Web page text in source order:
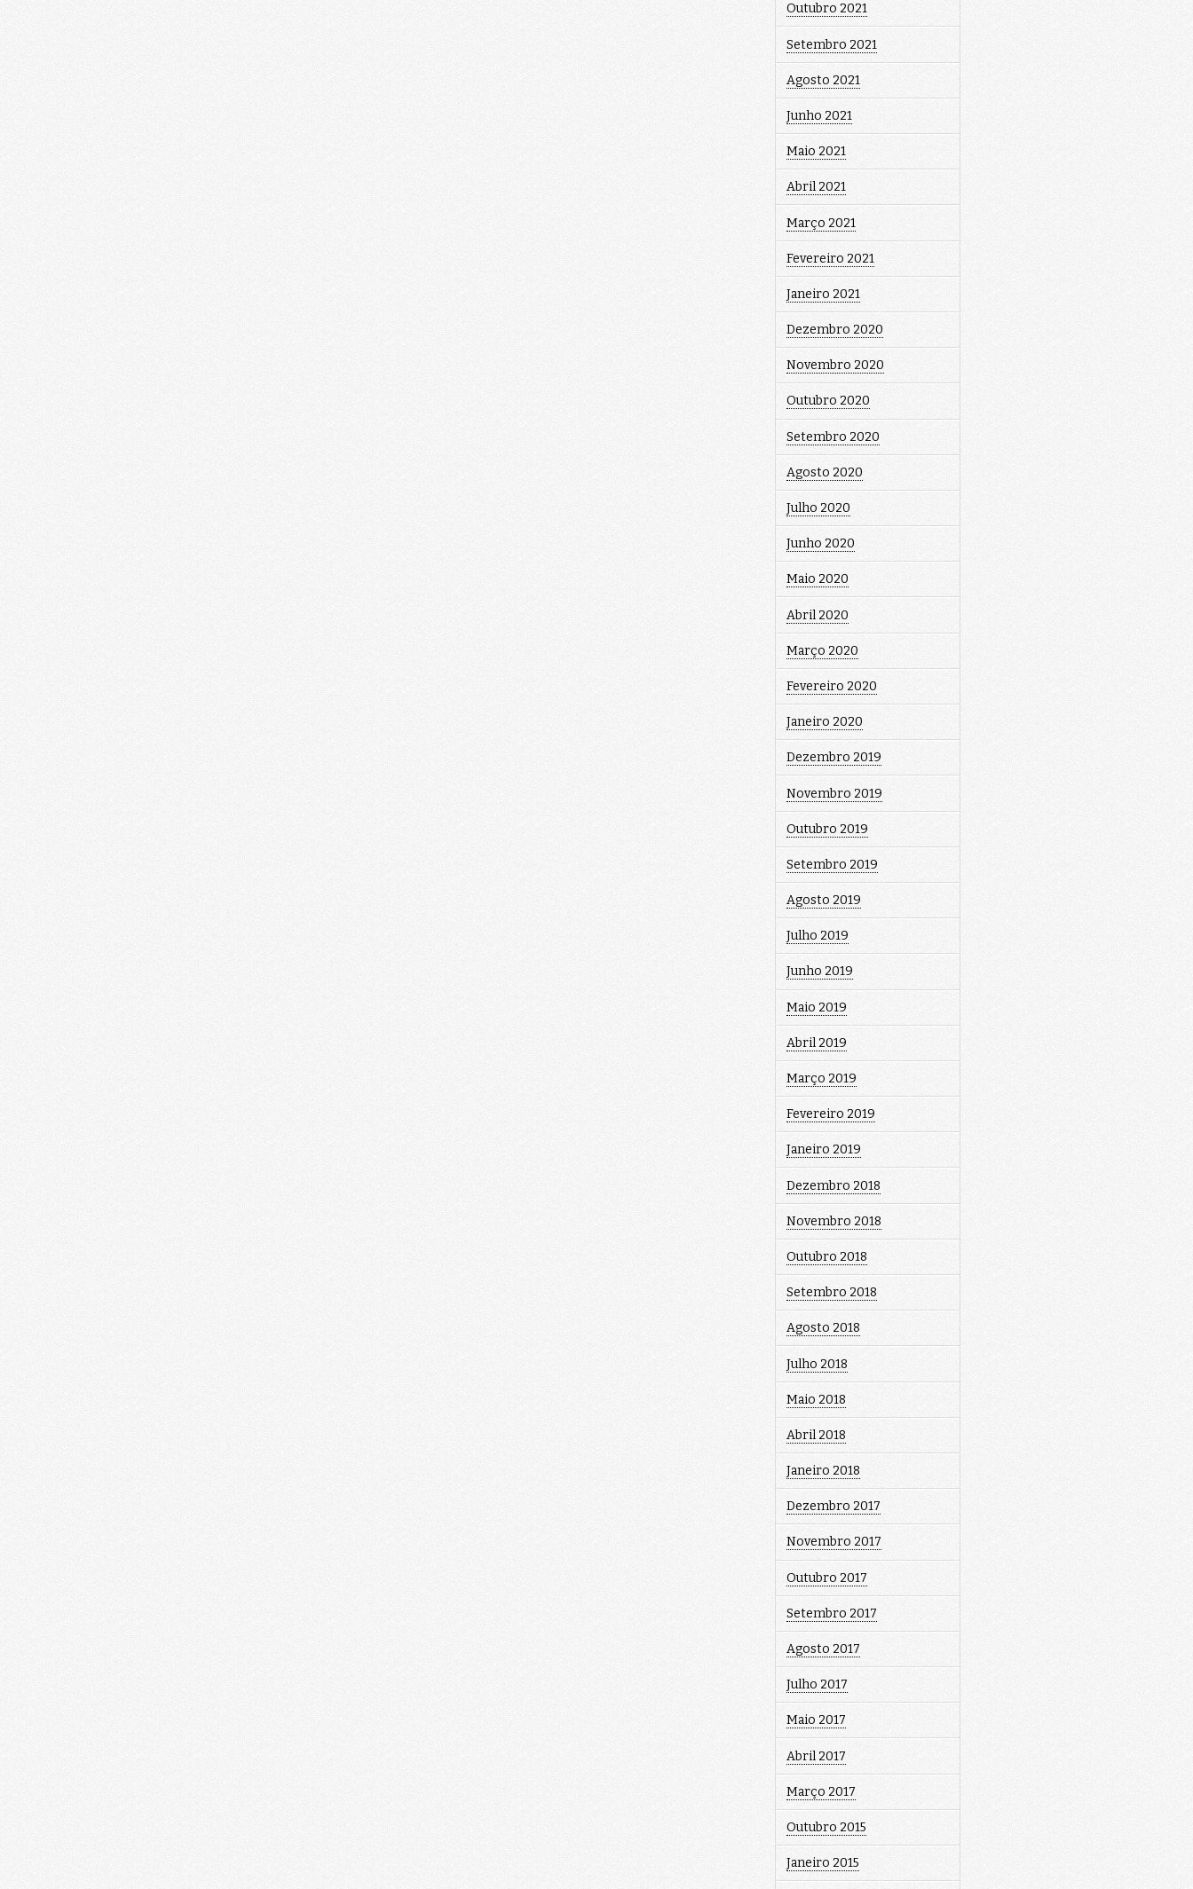
Outubro 2021
Setembro 2021
Agosto 2021
Junho 2021
Maio 2021
Abril 2021
Março 2021
Fevereiro 2021
Janeiro 2021
Dezembro 2020
Novembro 2020
Outubro 2020
Setembro 2020
Agosto 2020
Julho 2020
Junho 2020
Maio 2020
Abril 2020
Março 2020
Fevereiro 2020
Janeiro 2020
Dezembro 2019
Novembro 2019
Outubro 2019
Setembro 2019
Agosto 2019
Julho 2019
Junho 2019
Maio 2019
Abril 2019
Março 2019
Fevereiro 2019
Janeiro 2019
Dezembro 2018
Novembro 2018
Outubro 2018
Setembro 2018
Agosto 2018
Julho 2018
Maio 2018
Abril 2018
Janeiro 2018
Dezembro 2017
Novembro 2017
Outubro 2017
Setembro 2017
Agosto 2017
Julho 2017
Maio 2017
Abril 2017
Março 2017
Outubro 2015
Janeiro 2015